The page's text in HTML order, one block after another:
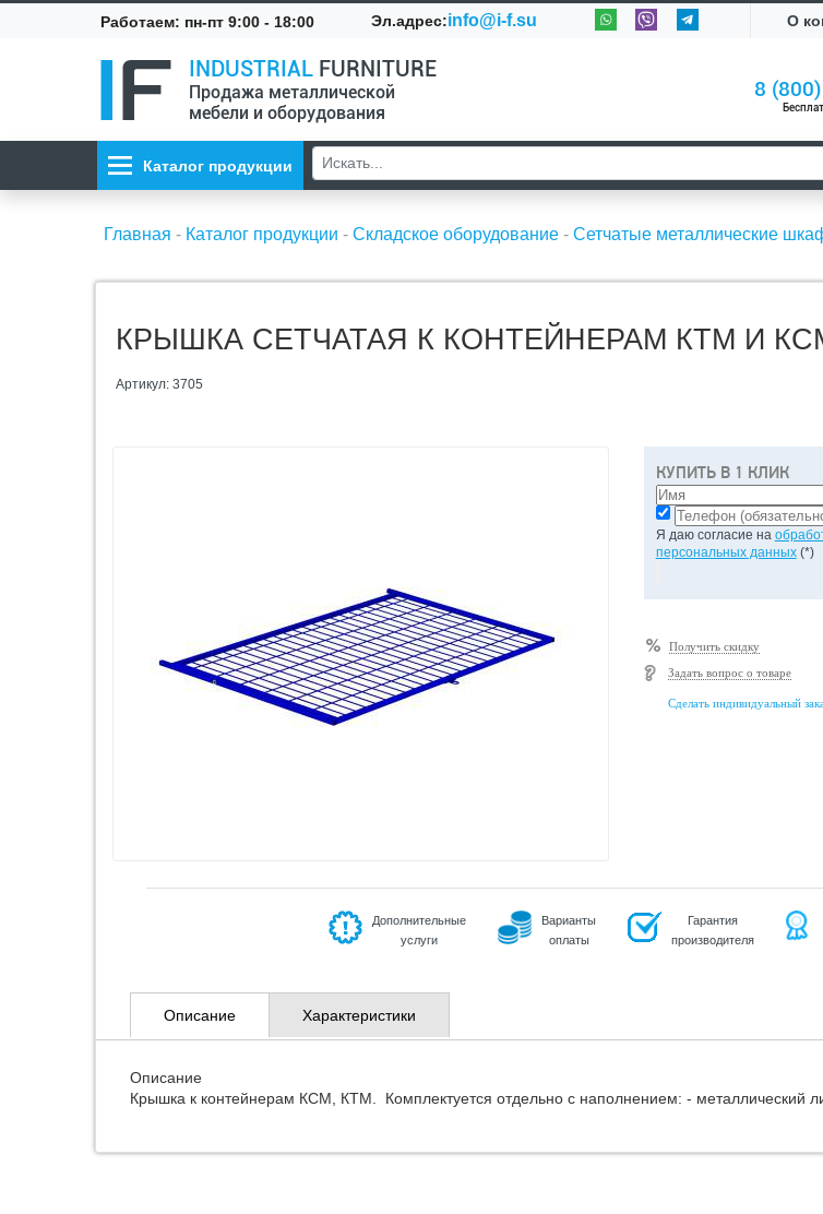
Работаем: пн-пт 9:00 - 18:00 Эл.адрес:info@i-f.su О
INDUSTRIAL FURNITURE
Продажа металлической
мебели и оборудования
8
Каталог продукции
Главная - Каталог продукции - Складское оборудование - Сетчатые металлические
КРЫШКА СЕТЧАТАЯ К КОНТЕЙНЕРАМ КТМ И
Артикул: 3705
КУПИТЬ В 1 КЛИК
Я даю согласие на
персональных данных(*)
Получить скидку
Задать вопрос о товаре
Сделать индивидуальный
Дополнительные
услуги
Варианты
оплаты
Гарантия
производителя
Описание Характеристики
Описание
Крышка к контейнерам КСМ, КТМ. Комплектуется отдельно с наполнением: - металлический